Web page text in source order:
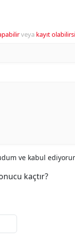
veya kayıt
ve kabul
kaçtır?